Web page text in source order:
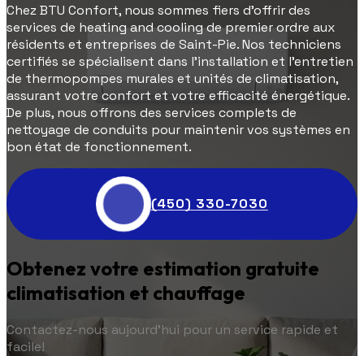
Chez BTU Confort, nous sommes fiers d'offrir des
services de heating and cooling de premier ordre aux
résidents et entreprises de Saint-Pie. Nos techniciens
certifiés se spécialisent dans l'installation et l'entretien
de thermopompes murales et unités de climatisation,
assurant votre confort et votre efficacité énergétique.
De plus, nous offrons des services complets de
nettoyage de conduits pour maintenir vos systèmes en
bon état de fonctionnement.
(450) 330-7030
Obtenez votre estimation gratuite
climatisation et chauffage
Contactez-nous aujourd'hui pour un service rapide et
facile!